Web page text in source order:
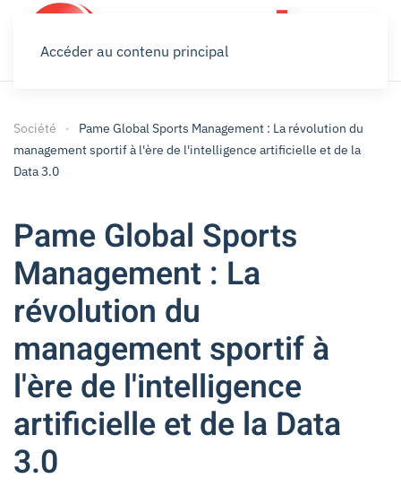
Accéder au contenu principal
Société
Pame Global Sports Management : La révolution du
management sportif à l'ère de l'intelligence artificielle et de la
Data 3.0
Pame Global Sports
Management : La
révolution du
management sportif à
l'ère de l'intelligence
artificielle et de la Data
3.0